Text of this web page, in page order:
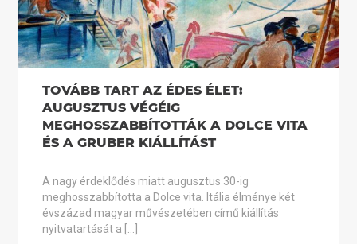
TOVÁBB TART AZ ÉDES ÉLET:
AUGUSZTUS VÉGÉIG
MEGHOSSZABBÍTOTTÁK A DOLCE VITA
ÉS A GRUBER KIÁLLÍTÁST
A nagy érdeklődés miatt augusztus 30-ig
meghosszabbította a Dolce vita. Itália élménye két
évszázad magyar művészetében című kiállítás
nyitvatartását a […]